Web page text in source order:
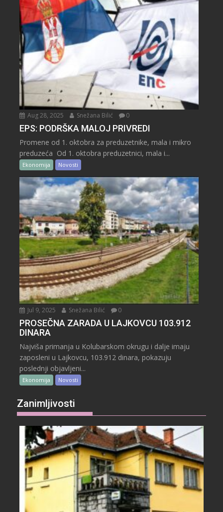
Aug 28, 2025 Snežana Bilić 0
EPS: PODRŠKA MALOJ PRIVREDI
Promene od 1. oktobra za preduzetnike, mala i mikro
preduzeća Od 1. oktobra preduzetnici, mala i...
Ekonomija Novosti
Jul 9, 2025 Snežana Bilić 0
PROSEČNA ZARADA U LAJKOVCU 103.912
DINARA
Najviša primanja u Kolubarskom okrugu i dalje imaju
zaposleni u Lajkovcu, 103.912 dinara, pokazuju
poslednji objavljeni...
Ekonomija Novosti
Zanimljivosti